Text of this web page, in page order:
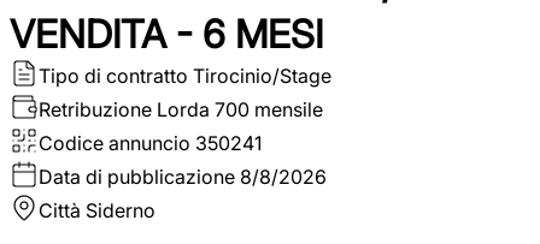
VENDITA - 6 MESI
Tipo di contratto Tirocinio/Stage
Retribuzione Lorda 700 mensile
Codice annuncio 350241
Data di pubblicazione 8/8/2026
Città Siderno